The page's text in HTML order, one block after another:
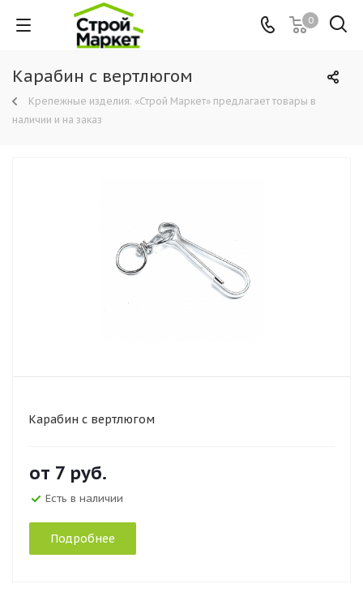
0
Карабин с вертлюгом
Крепежные изделия: «Строй Маркет» предлагает товары в
наличии и на заказ
Карабин с вертлюгом
от 7 руб.
Есть в наличии
Подробнее